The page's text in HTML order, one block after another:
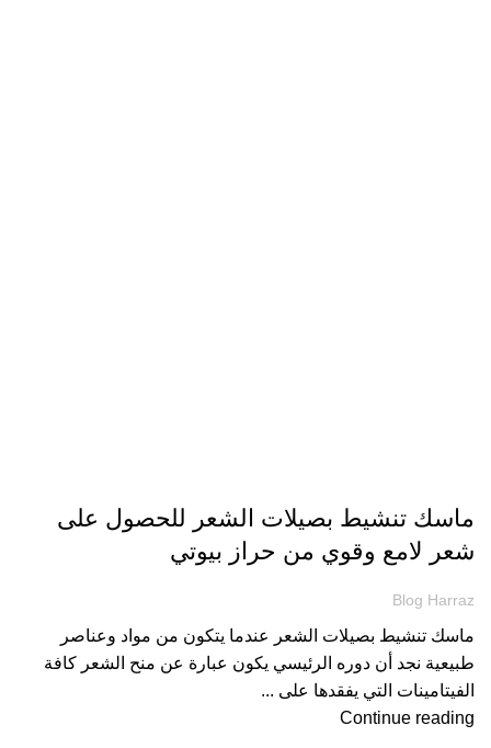
ماسك تنشيط بصيلات الشعر للحصول على
شعر لامع وقوي من حراز بيوتي
Blog Harraz
ماسك تنشيط بصيلات الشعر عندما يتكون من مواد وعناصر
طبيعية نجد أن دوره الرئيسي يكون عبارة عن منح الشعر كافة
الفيتامينات التي يفقدها على ...
Continue reading